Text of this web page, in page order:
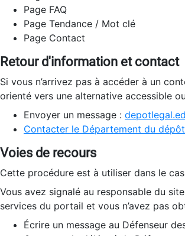
Page FAQ
Page Tendance / Mot clé
Page Contact
Retour d'information et contact
Si vous n’arrivez pas à accéder à un
orienté vers une alternative accessible
Envoyer un message :
Contacter le Département du
Voies de recours
Cette procédure est à utiliser dans le
Vous avez signalé au responsable du
services du portail et vous n’avez pas
Écrire un message au Défenseur